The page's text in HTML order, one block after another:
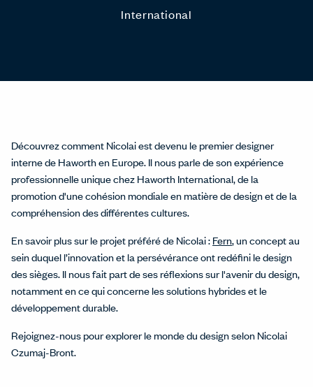
International
Découvrez comment Nicolai est devenu le premier designer
interne de Haworth en Europe. Il nous parle de son expérience
professionnelle unique chez Haworth International, de la
promotion d'une cohésion mondiale en matière de design et de la
compréhension des différentes cultures.
En savoir plus sur le projet préféré de Nicolai :Fern, un concept au
sein duquel l’innovation et la persévérance ont redéfini le design
des sièges. Il nous fait part de ses réflexions sur l'avenir du design,
notamment en ce qui concerne les solutions hybrides et le
développement durable.
Rejoignez-nous pour explorer le monde du design selon Nicolai
Czumaj-Bront.